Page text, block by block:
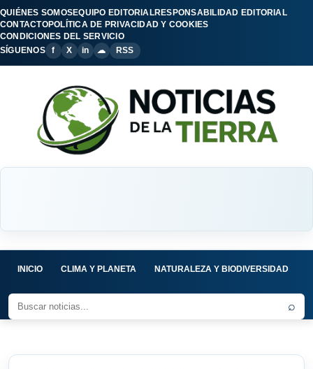
QUIÉNES SOMOSEQUIPO EDITORIALRESPONSABILIDAD EDITORIAL
CONTACTOPOLÍTICA DE PRIVACIDAD Y COOKIES
CONDICIONES DEL SERVICIO
SÍGUENOS
f X in ☁ RSS
INICIO CLIMA Y PLANETA NATURALEZA Y BIODIVERSIDAD
⌕